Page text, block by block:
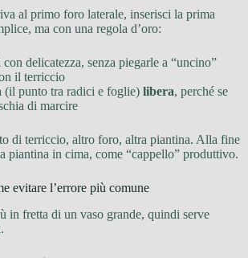
al primo foro laterale, inserisci la prima
ma con una regola d’oro:
delicatezza, senza piegarle a “uncino”
il terriccio
(il punto tra radici e foglie) libera, perché se
di marcire
di terriccio, altro foro, altra piantina. Alla fine
piantina in cima, come “cappello” produttivo.
evitare l’errore più comune
in fretta di un vaso grande, quindi serve